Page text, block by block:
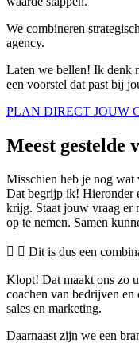
We combineren
agency.
Laten we bellen! Ik denk
een voorstel dat past bij
PLAN DIRECT JOUW
Meest gestelde
Misschien heb je nog wat
Dat begrijp ik! Hieronder
krijg. Staat jouw vraag er
op te nemen. Samen
Dit is dus een
Klopt! Dat maakt ons zo
coachen van bedrijven
sales en marketing.
Daarnaast zijn we een